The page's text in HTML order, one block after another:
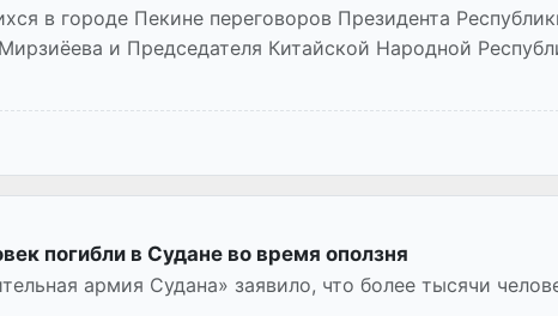
в городе Пекине переговоров Президента
и Председателя Китайской Народной
погибли в Судане во время оползня
армия Судана» заявило, что более тысячи